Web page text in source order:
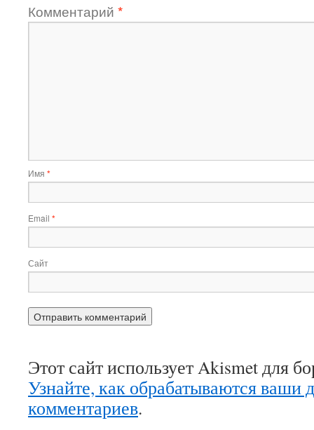
Комментарий *
Имя *
Email *
Сайт
Этот сайт использует Akismet для
Узнайте, как обрабатываются ваши
комментариев.